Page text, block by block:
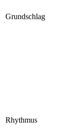
Grundschlag
Rhythmus